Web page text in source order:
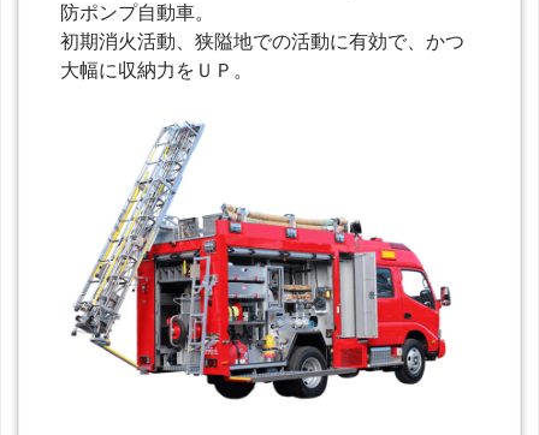
防ポンプ自動車。
初期消火活動、狭隘地での活動に有効で、かつ
大幅に収納力をＵＰ。